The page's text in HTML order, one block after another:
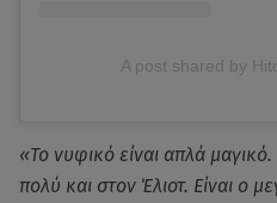
A post shared by
«Το νυφικό είναι απλά μαγικό.
πολύ και στον Έλιοτ. Είναι ο